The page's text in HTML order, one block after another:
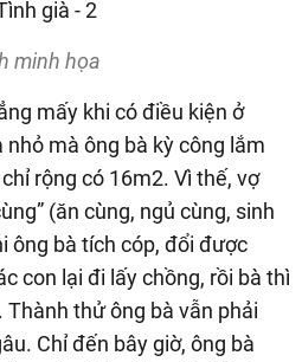
minh họa
mấy khi có điều kiện ở
nhỏ mà ông bà kỳ công lắm
rộng có 16m2. Vì thế, vợ
(ăn cùng, ngủ cùng, sinh
ông bà tích cóp, đổi được
con lại đi lấy chồng, rồi bà thì
thử ông bà vẫn phải
Chỉ đến bây giờ, ông bà